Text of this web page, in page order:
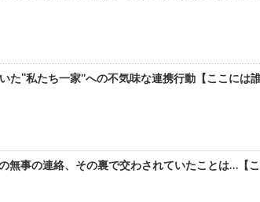
た“私たち一家”への不気味な連携行動【ここには
無事の連絡、その裏で交わされていたことは…【